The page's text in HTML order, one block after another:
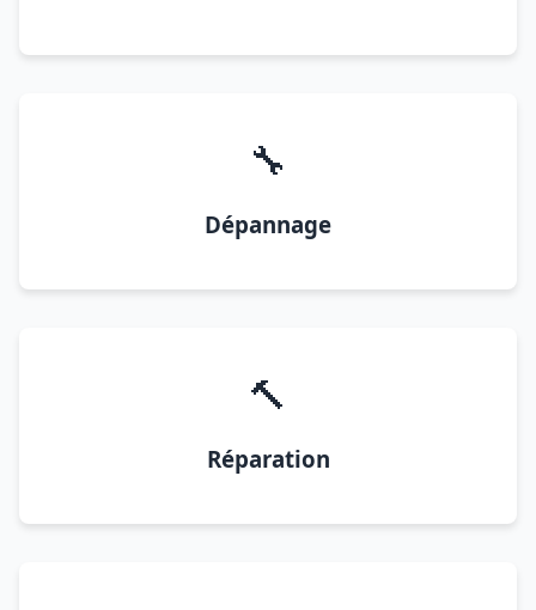
🔧
Dépannage
🔨
Réparation